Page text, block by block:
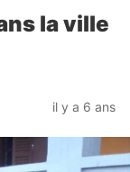
la ville
il y a 6 ans